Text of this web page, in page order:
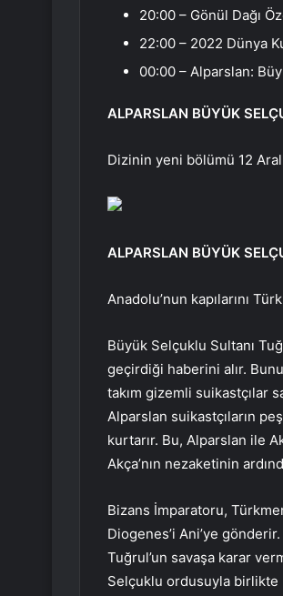
20:00 – Gönül Dağı
22:00 – 2022 Dünya
00:00 – Alparslan:
ALPARSLAN BÜYÜK
Dizinin yeni bölümü 12
ALPARSLAN BÜYÜK
Anadolu’nun kapılarını
Büyük Selçuklu Sultanı
geçirdiği haberini alır.
takım gizemli suikastçılar
Alparslan suikastçıların
kurtarır. Bu, Alparslan ile
Akça’nın nezaketinin
Bizans İmparatoru,
Diogenes’i Ani’ye
Tuğrul’un savaşa karar
Selçuklu ordusuyla birlikte